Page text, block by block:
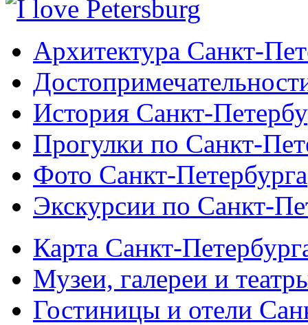
Архитектура Санкт-
История Санкт-
Прогулки по Санкт-
Фото Санкт-Петербурга
Экскурсии по Санкт-
Карта Санкт-
Музеи, галереи и
Гостиницы и отели